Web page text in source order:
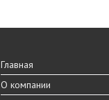
Главная
О компании